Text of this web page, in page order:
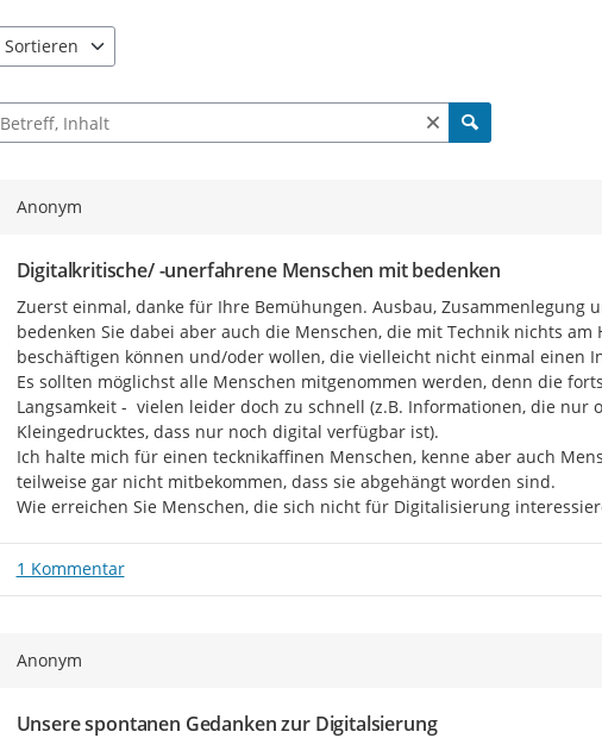
Rückfragen und zum Austausch
info@giga-meissen.de
Veranstaltungen und weitere
Die Beteiligung erfolgt anonym,
Beteiligungsportalregistrieren,
Bereich zu verwalten.
Wir freuen uns auf Ihre
Sortieren
Suche nach Beiträgen und Kommentaren
Anonym
Digitalkritische/ -unerfahrene Menschen mit bedenken
Zuerst einmal, danke für Ihre Bemühungen. Ausbau,
bedenken Sie dabei aber auch die Menschen, die mit Technik nichts
beschäftigen können und/oder wollen, die vielleicht nicht einmal einen
Es sollten möglichst alle Menschen mitgenommen werden, denn die
Langsamkeit -  vielen leider doch zu schnell (z.B. Informationen, die nur
Kleingedrucktes, dass nur noch digital verfügbar ist).
Ich halte mich für einen tecknikaffinen Menschen, kenne aber auch
teilweise gar nicht mitbekommen, dass sie abgehängt worden sind.
Wie erreichen Sie Menschen, die sich nicht für Digitalisierung
1 Kommentar
Anonym
Unsere spontanen Gedanken zur Digitalsierung